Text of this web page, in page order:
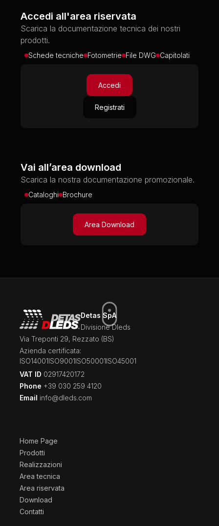
Accedi all'area riservata
Scarica la documentazione tecnica dei nostri
prodotti.
Schede tecniche Fotometrie File DWG Capitolati
Accedi
Registrati
Vai all’area download
Scarica la nostra documentazione promozionale.
Cataloghi Brochure
Area Download
Detas SpA
Divisione Dleds
Via Treponti 29, Rezzato (BS)
Azienda certificata:
ISO14001ISO9001ISO50001ISO45001
VAT ID 02917420172
Phone +39 030 259 4120
Email info@dleds.com
Home Page
Prodotti
Realizzazioni
Area tecnica
Area riservata
Download
Contatti